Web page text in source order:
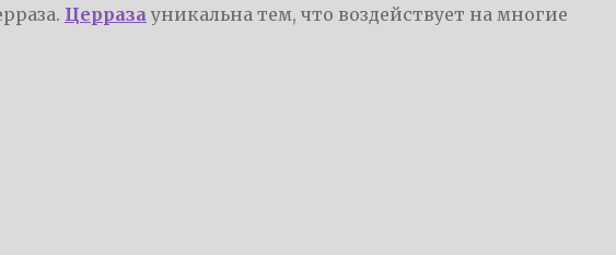
Церраза уникальна тем, что воздействует на многие